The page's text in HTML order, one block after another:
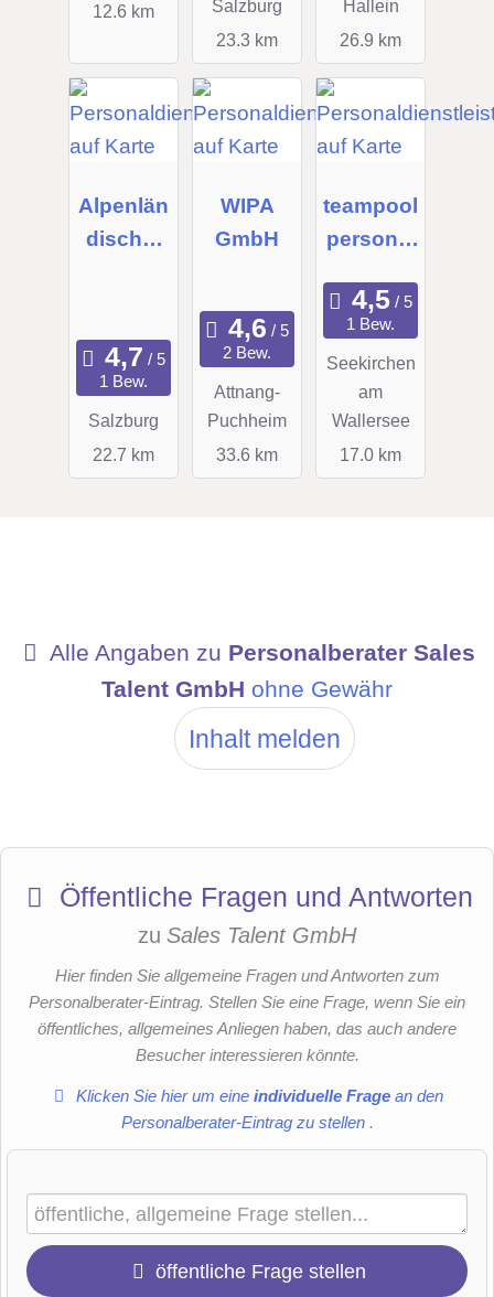
12.6 km
Salzburg
23.3 km
Hallein
26.9 km
Alpenlän
discher
GmbH
1 Bew.
Salzburg
22.7 km
WIPA
GmbH
2 Bew.
Attnang-
Puchheim
33.6 km
teampool
personal
gmbh
1 Bew.
Seekirchen
am
Wallersee
17.0 km
Alle Angaben zu Personalberater Sales
Talent GmbH ohne Gewähr
Inhalt melden
Öffentliche Fragen und Antworten
zu Sales Talent GmbH
Hier finden Sie allgemeine Fragen und Antworten zum
Personalberater-Eintrag. Stellen Sie eine Frage, wenn Sie ein
öffentliches, allgemeines Anliegen haben, das auch andere
Besucher interessieren könnte.
Klicken Sie hier um eineindividuelle Frage an den
Personalberater-Eintrag zu stellen .
öffentliche Frage stellen